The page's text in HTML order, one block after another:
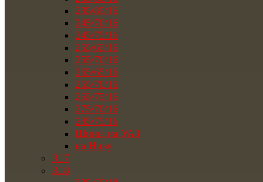
235/85/16
245/70/16
245/75/16
255/65/16
255/70/16
265/65/16
265/70/16
265/75/16
275/70/16
285/75/16
Шины на УАЗ
на Ниву
R17
R18